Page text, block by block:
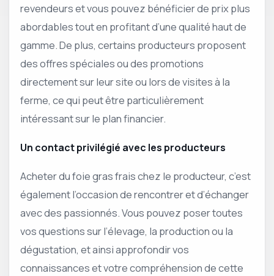
revendeurs et vous pouvez bénéficier de prix plus
abordables tout en profitant d’une qualité haut de
gamme. De plus, certains producteurs proposent
des offres spéciales ou des promotions
directement sur leur site ou lors de visites à la
ferme, ce qui peut être particulièrement
intéressant sur le plan financier.
Un contact privilégié avec les producteurs
Acheter du foie gras frais chez le producteur, c’est
également l’occasion de rencontrer et d’échanger
avec des passionnés. Vous pouvez poser toutes
vos questions sur l’élevage, la production ou la
dégustation, et ainsi approfondir vos
connaissances et votre compréhension de cette